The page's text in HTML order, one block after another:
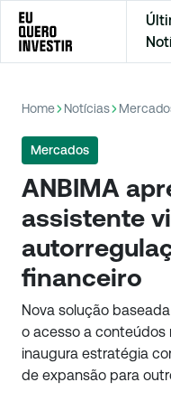
Home Notícias
Mercados
ANBIMA
assistente
financeiro
Nova solução
o acesso a conteúdos
inaugura estratégia
de expansão para